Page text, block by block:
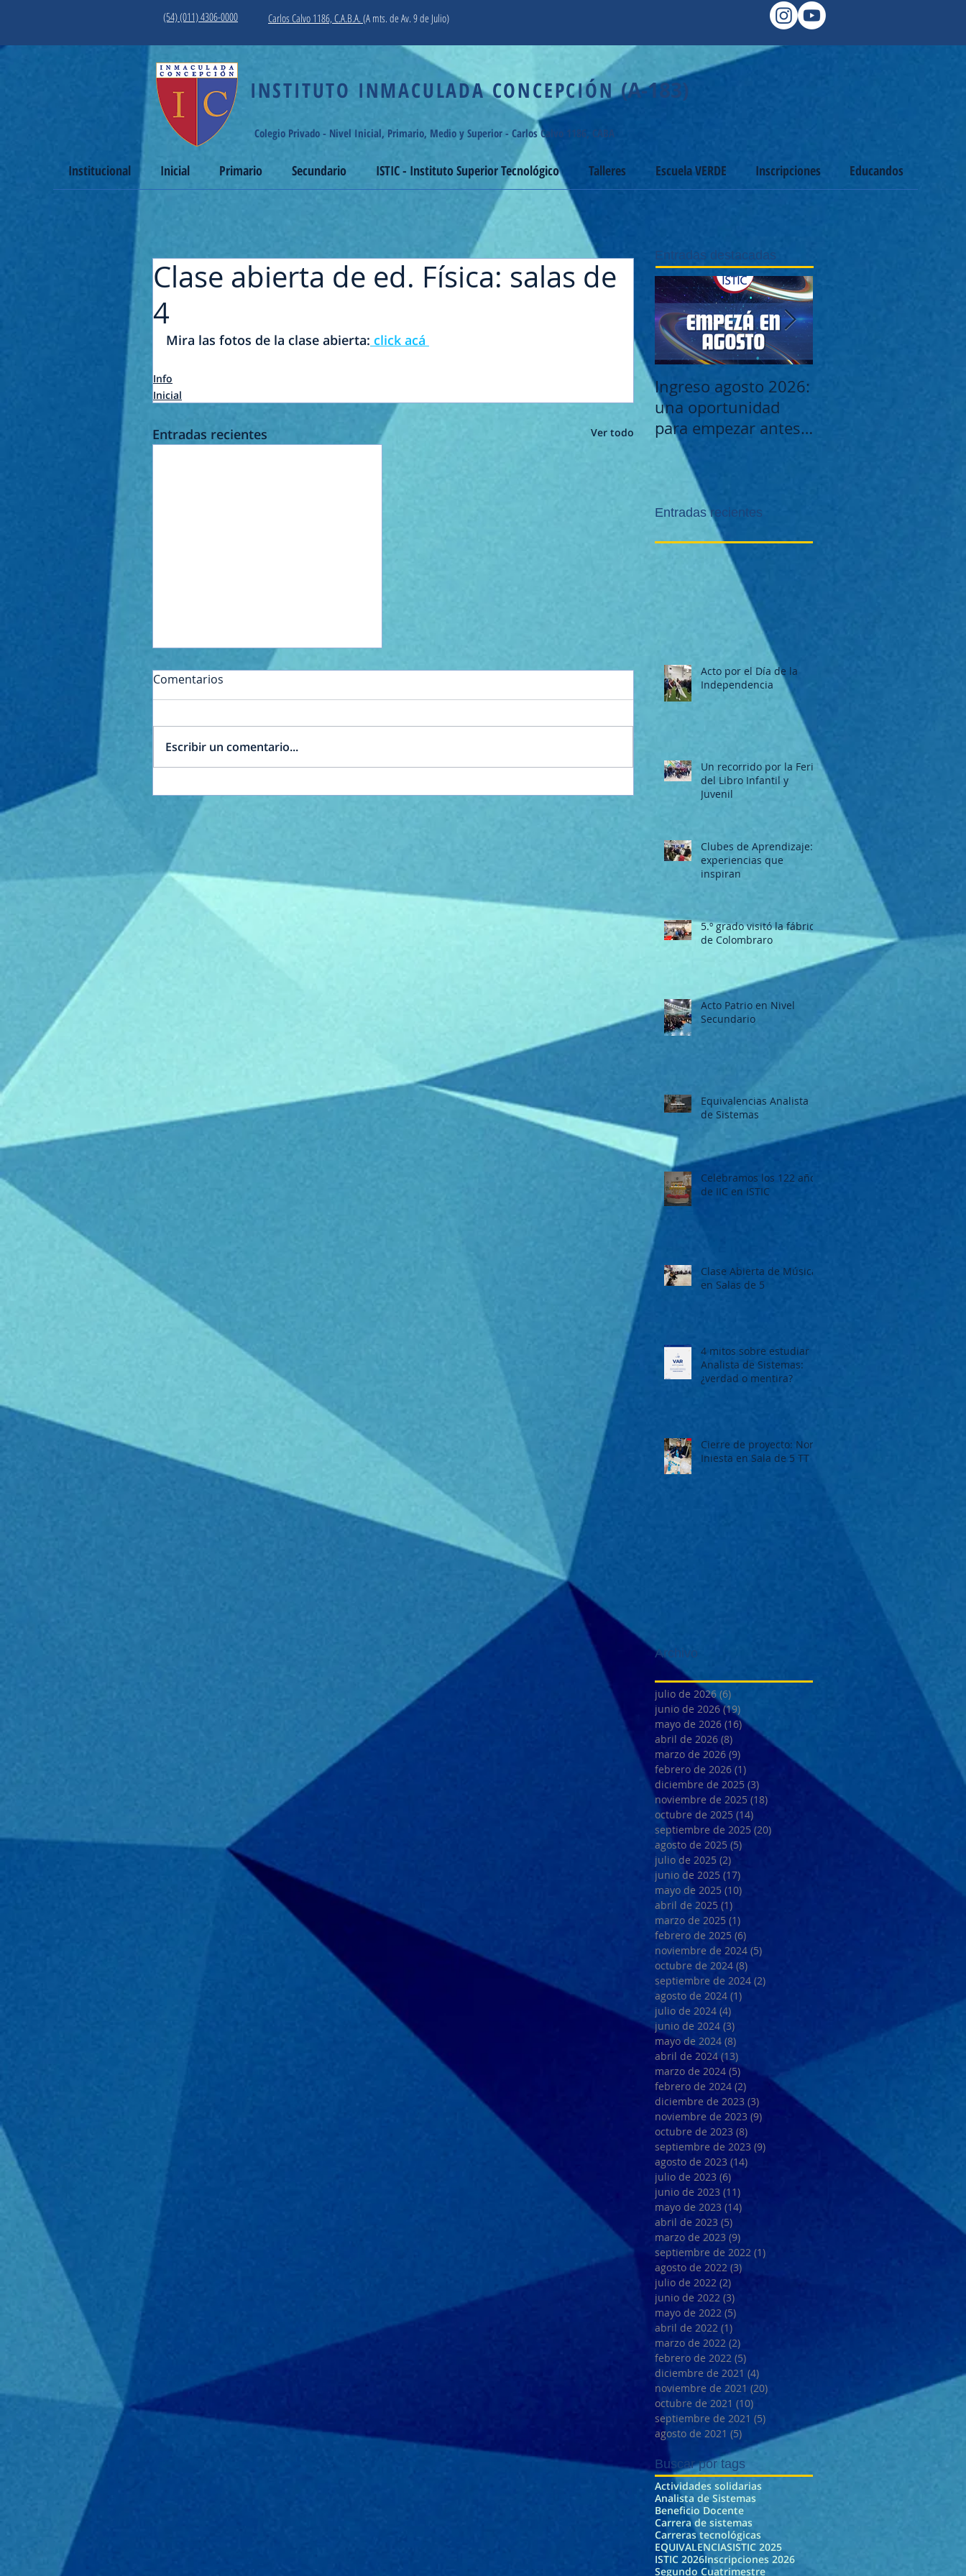
(54) (011) 4306-0000 Carlos Calvo 1186, C.A.B.A. (A mts. de Av. 9 de Julio)
INSTITUTO INMACULADA CONCEPCIÓN(A-183)
Colegio Privado - Nivel Inicial, Primario, Medio y Superior - Carlos Calvo 1186, CABA
Institucional Inicial Primario Secundario ISTIC - Instituto Superior Tecnológico Talleres Escuela VERDE Inscripciones Educandos
Clase abierta de ed. Física: salas de
4
Mira las fotos de la clase abierta: click acá
Info
Inicial
Entradas recientes Ver todo
Acto por el Día de la
Independencia
Comentarios
Escribir un comentario...
Entradas destacadas
Ingreso agosto 2026:
una oportunidad
para empezar antes -
Estudiar Analista de
Sistemas
Entradas recientes
Acto por el Día de la
Independencia
Un recorrido por la Feria
del Libro Infantil y
Juvenil
Clubes de Aprendizaje:
experiencias que
inspiran
5.º grado visitó la fábrica
de Colombraro
Acto Patrio en Nivel
Secundario
Equivalencias Analista
de Sistemas
Celebramos los 122 años
de IIC en ISTIC
Clase Abierta de Música
en Salas de 5
4 mitos sobre estudiar
Analista de Sistemas:
¿verdad o mentira?
Cierre de proyecto: Nora
Iniesta en Sala de 5 TT
Archivo
julio de 2026 (6)
junio de 2026 (19)
mayo de 2026 (16)16 entradas
abril de 2026 (8) 8 entradas
marzo de 2026 (9) 9 entradas
febrero de 2026 (1)
diciembre de 2025 (3)
noviembre de 2025 (18)
octubre de 2025 (14)
septiembre de 2025 (20)
agosto de 2025 (5)
julio de 2025 (2)
junio de 2025 (17)
mayo de 2025 (10)
abril de 2025 (1)
marzo de 2025 (1)
febrero de 2025 (6)
noviembre de 2024 (5)
octubre de 2024 (8)
septiembre de 2024 (2)
agosto de 2024 (1)
julio de 2024 (4)
junio de 2024 (3)
mayo de 2024 (8)
abril de 2024 (13)
marzo de 2024 (5) 5 entradas
febrero de 2024 (2) 2 entradas
diciembre de 2023 (3) 3 entradas
noviembre de 2023 (9) 9 entradas
octubre de 2023 (8)
septiembre de 2023 (9)
agosto de 2023 (14)
julio de 2023 (6)
junio de 2023 (11)
mayo de 2023 (14)
abril de 2023 (5)
marzo de 2023 (9)
septiembre de 2022 (1)
agosto de 2022 (3)
julio de 2022 (2)
junio de 2022 (3)
mayo de 2022 (5)
abril de 2022 (1)
marzo de 2022 (2)
febrero de 2022 (5)
diciembre de 2021 (4)
noviembre de 2021 (20)
octubre de 2021 (10)
septiembre de 2021 (5)
agosto de 2021 (5) 5 entradas
Buscar por tags
Actividades solidarias
Analista de Sistemas
Beneficio Docente
Carrera de sistemas
Carreras tecnológicas
EQUIVALENCIASISTIC 2025
ISTIC 2026Inscripciones 2026
Segundo Cuatrimestre